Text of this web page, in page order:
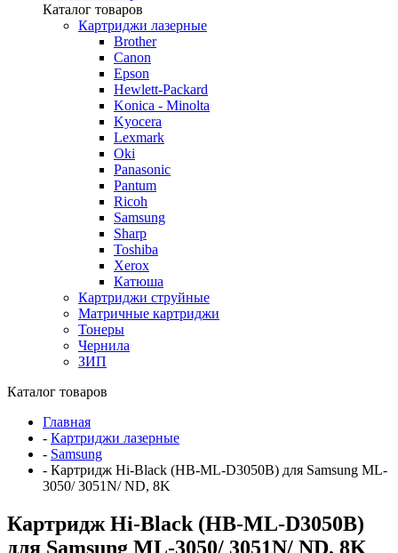
Каталог товаров
Картриджи лазерные
Brother
Canon
Epson
Hewlett-Packard
Konica - Minolta
Kyocera
Lexmark
Oki
Panasonic
Pantum
Ricoh
Samsung
Sharp
Toshiba
Xerox
Катюша
Картриджи струйные
Матричные картриджи
Тонеры
Чернила
ЗИП
Каталог товаров
Главная
- Картриджи лазерные
- Samsung
- Картридж Hi-Black (HB-ML-D3050B) для Samsung ML-
3050/ 3051N/ ND, 8K
Картридж Hi-Black (HB-ML-D3050B)
для Samsung ML-3050/ 3051N/ ND, 8K